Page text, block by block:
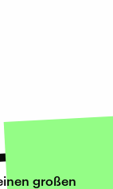
großen